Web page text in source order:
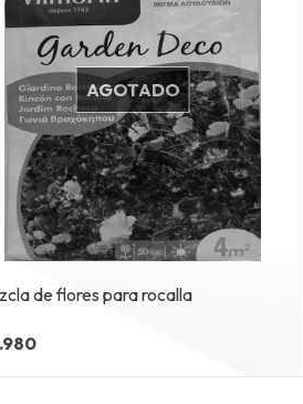
AGOTADO
de flores para rocalla